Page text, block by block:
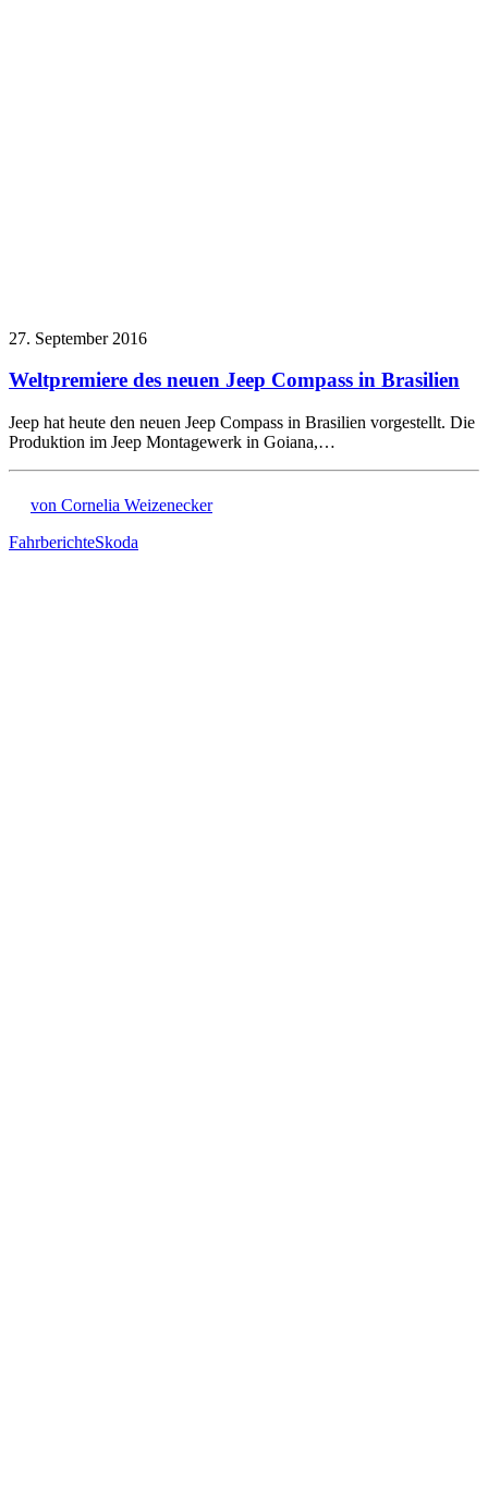
27. September 2016
Weltpremiere des neuen Jeep Compass in Brasilien
Jeep hat heute den neuen Jeep Compass in Brasilien vorgestellt. Die
Produktion im Jeep Montagewerk in Goiana,…
von Cornelia Weizenecker
FahrberichteSkoda